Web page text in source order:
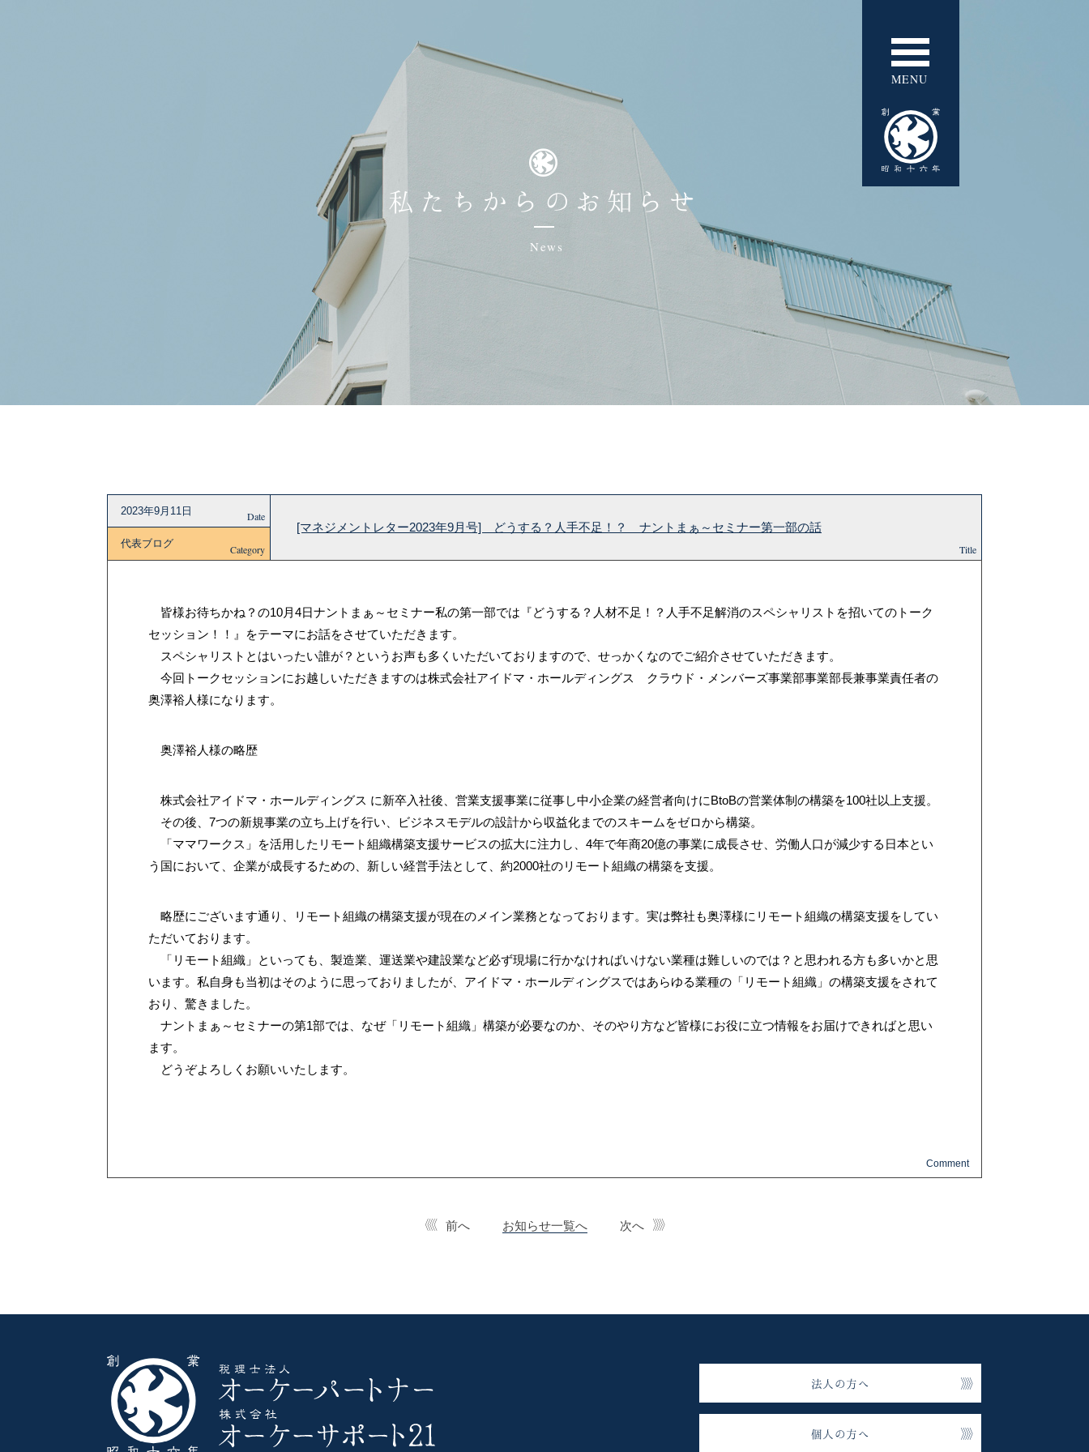
私たちからのお知らせ
News
2023年9月11日 Date
代表ブログ Category
[マネジメントレター2023年9月号] どうする？人手不足！？ ナントまぁ～セミナー第一部の話
Title
皆様お待ちかね？の10月4日ナントまぁ～セミナー私の第一部では『どうする？人材不足！？人手不足解消のスペシャリストを招いてのトーク
セッション！！』をテーマにお話をさせていただきます。
スペシャリストとはいったい誰が？というお声も多くいただいておりますので、せっかくなのでご紹介させていただきます。
今回トークセッションにお越しいただきますのは株式会社アイドマ・ホールディングス クラウド・メンバーズ事業部事業部長兼事業責任者の
奥澤裕人様になります。
奥澤裕人様の略歴
株式会社アイドマ・ホールディングス に新卒入社後、営業支援事業に従事し中小企業の経営者向けにBtoBの営業体制の構築を100社以上支援。
その後、7つの新規事業の立ち上げを行い、ビジネスモデルの設計から収益化までのスキームをゼロから構築。
「ママワークス」を活用したリモート組織構築支援サービスの拡大に注力し、4年で年商20億の事業に成長させ、労働人口が減少する日本とい
う国において、企業が成長するための、新しい経営手法として、約2000社のリモート組織の構築を支援。
略歴にございます通り、リモート組織の構築支援が現在のメイン業務となっております。実は弊社も奥澤様にリモート組織の構築支援をしてい
ただいております。
「リモート組織」といっても、製造業、運送業や建設業など必ず現場に行かなければいけない業種は難しいのでは？と思われる方も多いかと思
います。私自身も当初はそのように思っておりましたが、アイドマ・ホールディングスではあらゆる業種の「リモート組織」の構築支援をされて
おり、驚きました。
ナントまぁ～セミナーの第1部では、なぜ「リモート組織」構築が必要なのか、そのやり方など皆様にお役に立つ情報をお届けできればと思い
ます。
どうぞよろしくお願いいたします。
前へ お知らせ一覧へ 次へ
法人の方へ
個人の方へ